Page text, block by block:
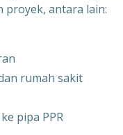
antara lain:
rumah sakit
pipa PPR